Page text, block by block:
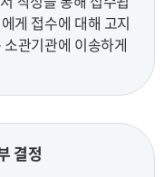
게 접수에 대해 고지
관기관에 이송하게
결정